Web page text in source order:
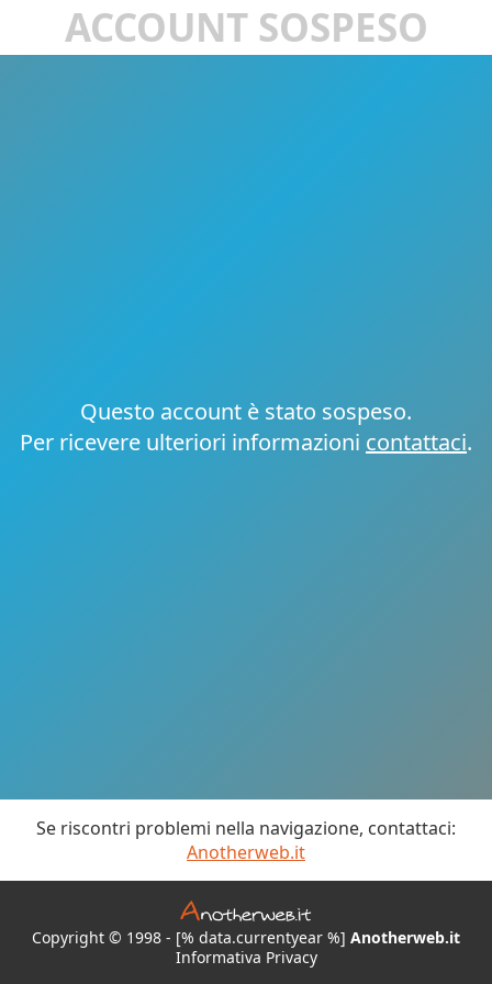
ACCOUNT SOSPESO
Questo account è stato sospeso.
Per ricevere ulteriori informazioni contattaci.
Se riscontri problemi nella navigazione, contattaci:
Anotherweb.it
Copyright © 1998 - [% data.currentyear %] Anotherweb.it
Informativa Privacy